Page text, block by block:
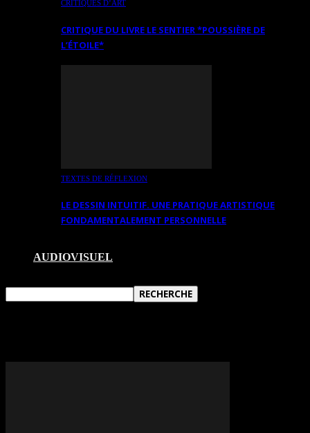
CRITIQUES D’ART
CRITIQUE DU LIVRE LE SENTIER *POUSSIÈRE DE
L’ÉTOILE*
TEXTES DE RÉFLEXION
LE DESSIN INTUITIF. UNE PRATIQUE ARTISTIQUE
FONDAMENTALEMENT PERSONNELLE
AUDIOVISUEL